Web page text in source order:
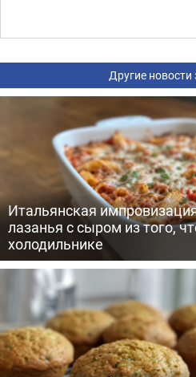
Другие новости
Итальянская
лазанья с сыром из того,
холодильнике